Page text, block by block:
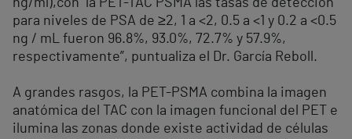
ng/ml),con la PET-TAC PSMA las tasas de detección
para niveles de PSA de ≥2, 1 a <2, 0.5 a <1 y 0.2 a <0.5
ng / mL fueron 96.8%, 93.0%, 72.7% y 57.9%,
respectivamente”, puntualiza el Dr. García Reboll.
A grandes rasgos, la PET-PSMA combina la imagen
anatómica del TAC con la imagen funcional del PET e
ilumina las zonas donde existe actividad de células